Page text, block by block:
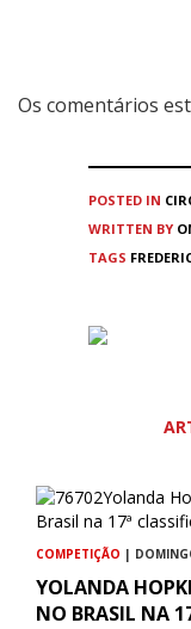
Os comentários
POSTED IN
WRITTEN BY
TAGS
COMPETIÇÃO |
YOLANDA
NO BRASIL NA